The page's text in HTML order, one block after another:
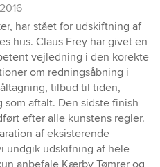
har stået for udskiftning af
hus. Claus Frey har givet en
vejledning i den korekte
om redningsåbning i
tilbud til tiden,
aftalt. Den sidste finish
efter alle kunstens regler.
af eksisterende
undgik udskifning af hele